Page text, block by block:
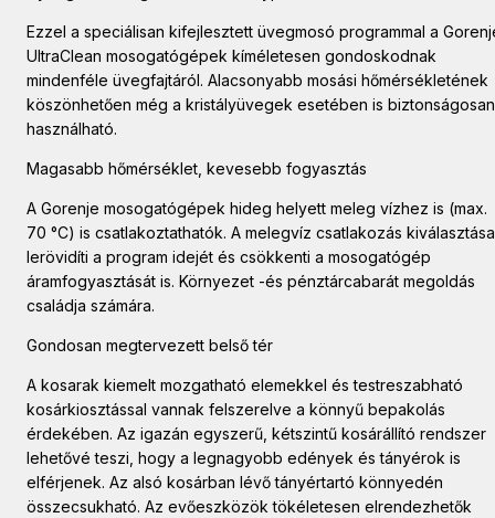
Ezzel a speciálisan kifejlesztett üvegmosó programmal a
UltraClean mosogatógépek kíméletesen gondoskodnak
mindenféle üvegfajtáról. Alacsonyabb mosási hőmérsékletének
köszönhetően még a kristályüvegek esetében is biztonságosan
használható.
Magasabb hőmérséklet, kevesebb fogyasztás
A Gorenje mosogatógépek hideg helyett meleg vízhez is (max.
70 °C) is csatlakoztathatók. A melegvíz csatlakozás kiválasztása
lerövidíti a program idejét és csökkenti a mosogatógép
áramfogyasztását is. Környezet -és pénztárcabarát megoldás
családja számára.
Gondosan megtervezett belső tér
A kosarak kiemelt mozgatható elemekkel és testreszabható
kosárkiosztással vannak felszerelve a könnyű bepakolás
érdekében. Az igazán egyszerű, kétszintű kosárállító rendszer
lehetővé teszi, hogy a legnagyobb edények és tányérok is
elférjenek. Az alsó kosárban lévő tányértartó könnyedén
összecsukható. Az evőeszközök tökéletesen elrendezhetők